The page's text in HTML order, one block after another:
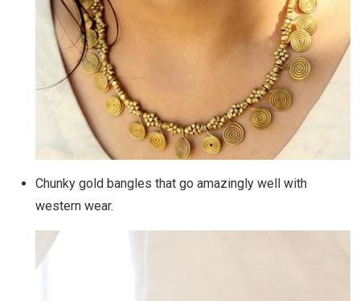
Chunky gold bangles that go amazingly well with
western wear.